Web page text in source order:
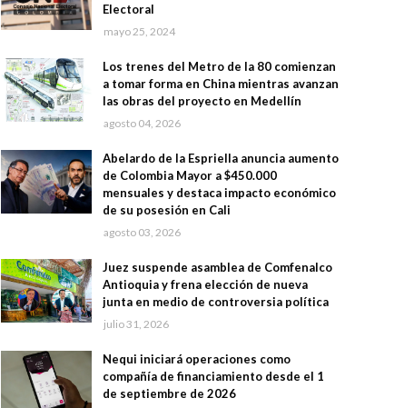
Electoral
mayo 25, 2024
Los trenes del Metro de la 80 comienzan
a tomar forma en China mientras avanzan
las obras del proyecto en Medellín
agosto 04, 2026
Abelardo de la Espriella anuncia aumento
de Colombia Mayor a $450.000
mensuales y destaca impacto económico
de su posesión en Cali
agosto 03, 2026
Juez suspende asamblea de Comfenalco
Antioquia y frena elección de nueva
junta en medio de controversia política
julio 31, 2026
Nequi iniciará operaciones como
compañía de financiamiento desde el 1
de septiembre de 2026